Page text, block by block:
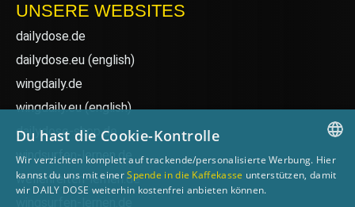
UNSERE WEBSITES
dailydose.de
dailydose.eu (english)
wingdaily.de
wingdaily.eu(english)
dailydose-shop.de
windsurfen-lernen.de
wellenreiten-lernen.de
GERMAN
Du hast die Cookie-Kontrolle
Wir verzichten komplett auf trackende/personalisierte Werbung. Hier
kannst du uns mit einerSpende in die Kaffekasse unterstützen, damit
wir DAILY DOSE weiterhin kostenfrei anbieten können.